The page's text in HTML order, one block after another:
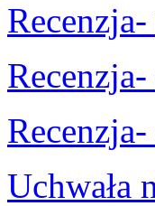
Uchwała